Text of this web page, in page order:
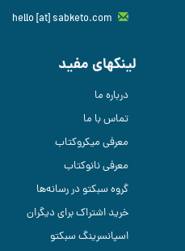
لینکهای مفید
درباره ما
تماس با ما
معرفی میکروکتاب
معرفی نانوکتاب
گروه سبکتو در رسانه‌ها
خرید اشتراک برای دیگران
اسپانسرینگ سبکتو